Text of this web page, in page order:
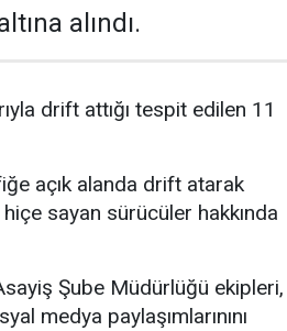
alındı.
drift attığı tespit edilen 11
açık alanda drift atarak
sayan sürücüler hakkında
Şube Müdürlüğü ekipleri,
medya paylaşımlarınını